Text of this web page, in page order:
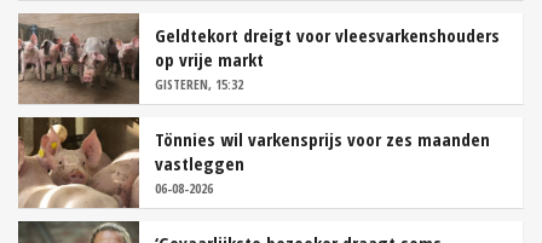
Geldtekort dreigt voor vleesvarkenshouders
op vrije markt
GISTEREN, 15:32
Tönnies wil varkensprijs voor zes maanden
vastleggen
06-08-2026